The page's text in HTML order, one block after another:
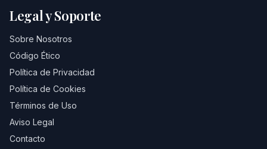
Legal y Soporte
Sobre Nosotros
Código Ético
Política de Privacidad
Política de Cookies
Términos de Uso
Aviso Legal
Contacto